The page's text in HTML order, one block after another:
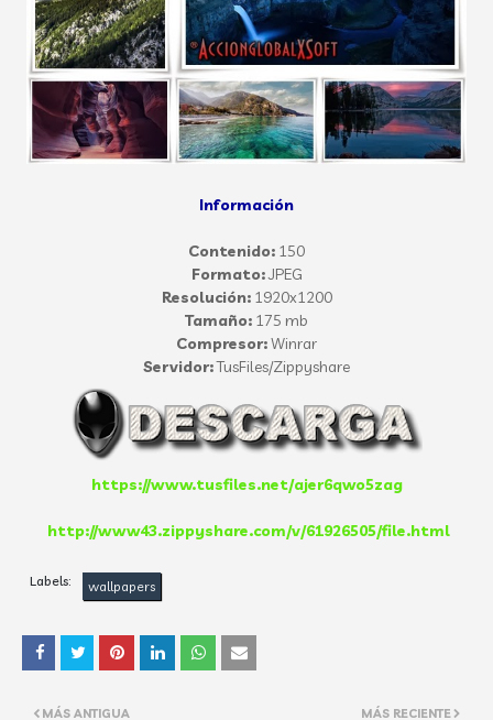
Información
Contenido: 150
Formato:JPEG
Resolución:1920x1200
Tamaño: 175 mb
Compresor:Winrar
Servidor:TusFiles/Zippyshare
https://www.tusfiles.net/ajer6qwo5zag
http://www43.zippyshare.com/v/61926505/file.html
Labels: wallpapers
MÁS RECIENTE
MÁS ANTIGUA